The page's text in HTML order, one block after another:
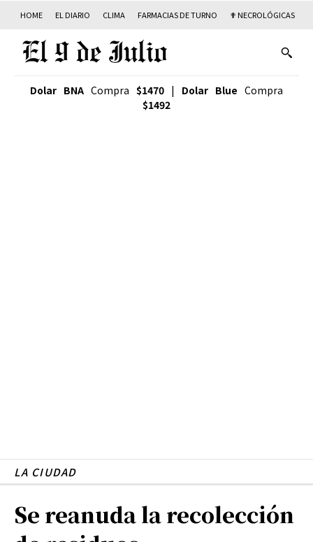
HOME EL DIARIO CLIMA FARMACIAS DE TURNO ✟ NECROLÓGICAS
Dolar BNA Compra $1470 | Dolar Blue Compra
$1492
LA CIUDAD
Se reanuda la recolección